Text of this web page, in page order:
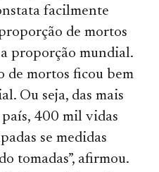
facilmente
de mortos
proporção mundial.
de mortos ficou bem
Ou seja, das mais
400 mil vidas
se medidas
tomadas”, afirmou.